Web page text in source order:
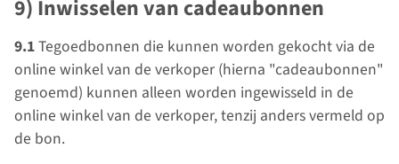
9) Inwisselen van cadeaubonnen
9.1Tegoedbonnen die kunnen worden gekocht via de
online winkel van de verkoper (hierna "cadeaubonnen"
genoemd) kunnen alleen worden ingewisseld in de
online winkel van de verkoper, tenzij anders vermeld op
de bon.